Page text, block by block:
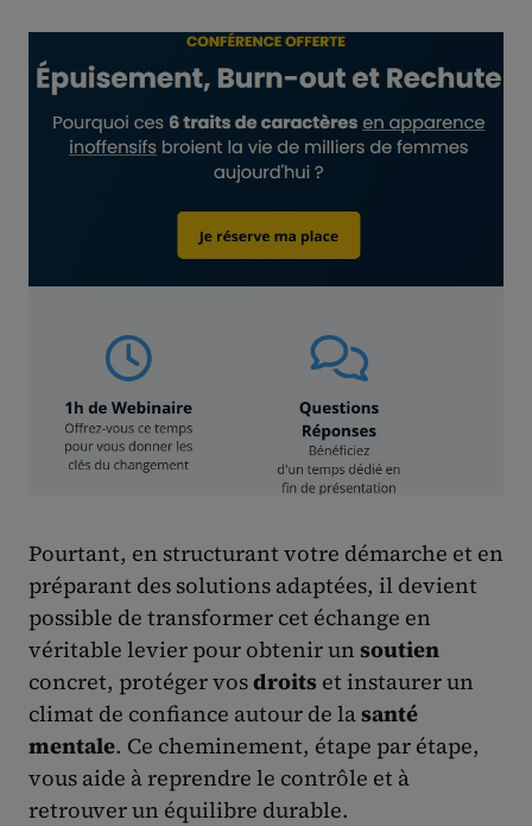
Pourtant, en structurant votre démarche et en
préparant des solutions adaptées, il devient
possible de transformer cet échange en
véritable levier pour obtenir un soutien
concret, protéger vosdroits et instaurer un
climat de confiance autour de lasanté
mentale. Ce cheminement, étape par étape,
vous aide à reprendre le contrôle et à
retrouver un équilibre durable.